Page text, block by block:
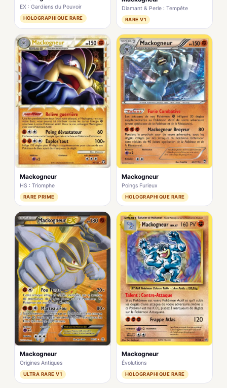
EX : Gardiens du Pouvoir
HOLOGRAPHIQUE RARE
Diamant & Perle : Tempête
RARE V1
Mackogneur
HS : Triomphe
RARE PRIME
Mackogneur
Poings Furieux
HOLOGRAPHIQUE RARE
Mackogneur
Origines Antiques
ULTRA RARE V1
Mackogneur
Évolutions
HOLOGRAPHIQUE RARE